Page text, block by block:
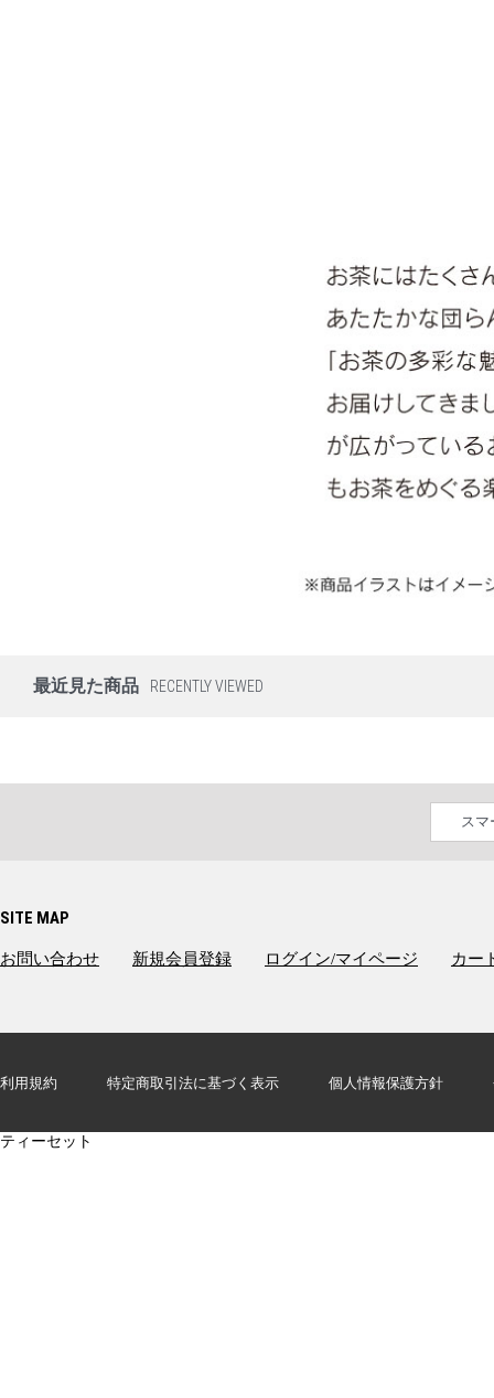
最近見た商品 RECENTLY VIEWED
スマ
SITE MAP
お問い合わせ 新規会員登録 ログイン/マイページ カー
利用規約 特定商取引法に基づく表示 個人情報保護方針
ネロ
ティーセット